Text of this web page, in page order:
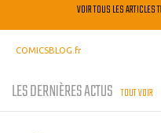
VOIR TOUS LES ARTICLES
COMICSBLOG.fr
LES DERNIÈRES ACTUS TOUT VOIR